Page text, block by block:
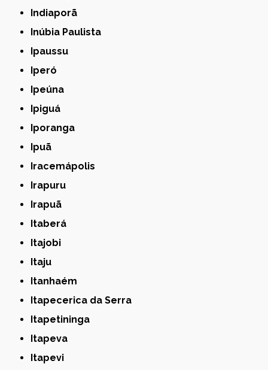
Indiaporã
Inúbia Paulista
Ipaussu
Iperó
Ipeúna
Ipiguá
Iporanga
Ipuã
Iracemápolis
Irapuru
Irapuã
Itaberá
Itajobi
Itaju
Itanhaém
Itapecerica da Serra
Itapetininga
Itapeva
Itapevi